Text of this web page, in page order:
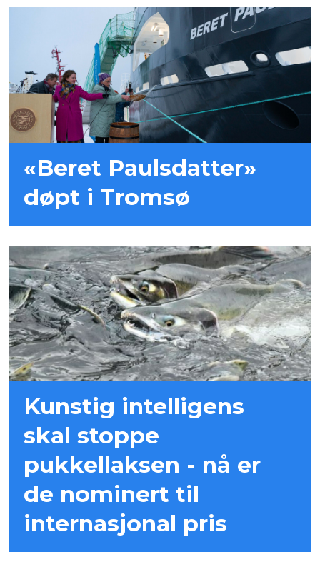
«Beret Paulsdatter»
døpt i Tromsø
Kunstig intelligens
skal stoppe
pukkellaksen - nå er
de nominert til
internasjonal pris